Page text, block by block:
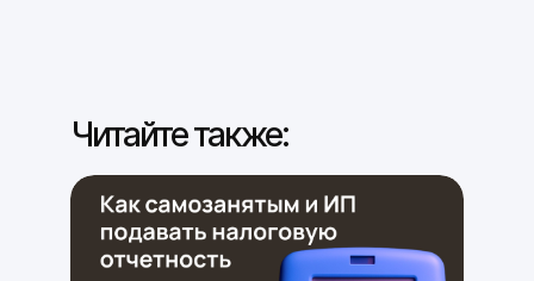
Читайте также: